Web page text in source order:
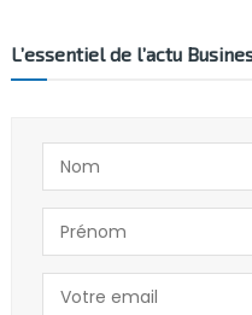
L’essentiel de l’actu